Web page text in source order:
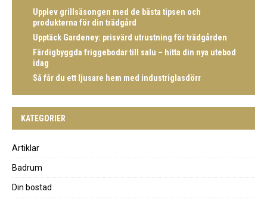
Upplev grillsäsongen med de bästa tipsen och
produkterna för din trädgård
Upptäck Gardeney: prisvärd utrustning för trädgården
Färdigbyggda friggebodar till salu – hitta din nya utebod
idag
Så får du ett ljusare hem med industriglasdörr
KATEGORIER
Artiklar
Badrum
Din bostad